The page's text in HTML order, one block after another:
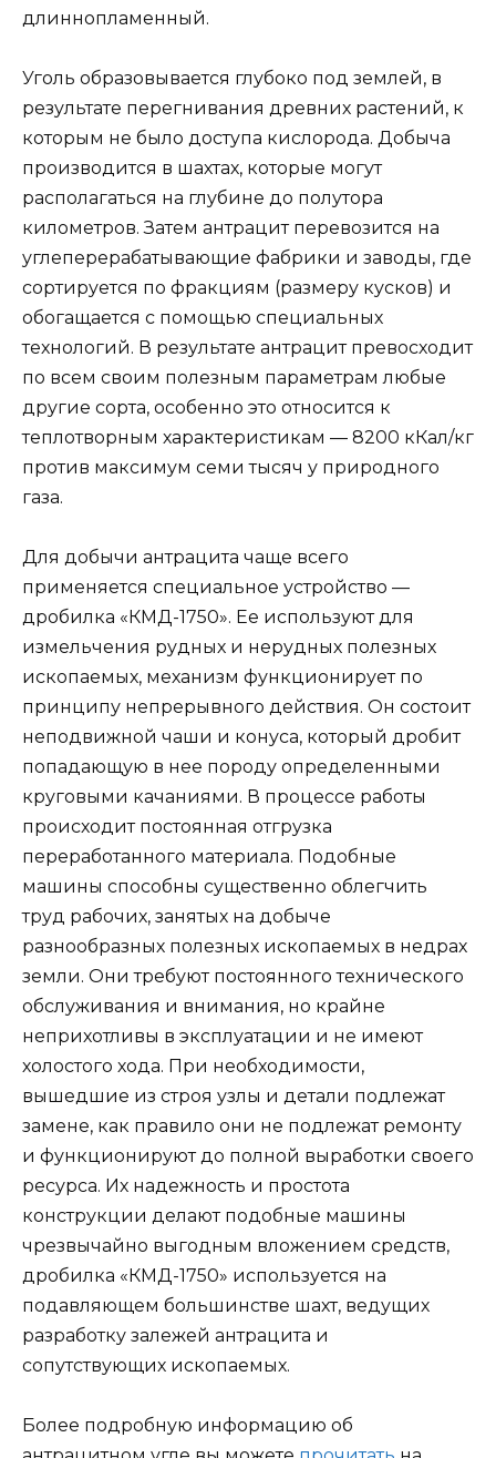
длиннопламенный.
Уголь образовывается глубоко под землей, в
результате перегнивания древних растений, к
которым не было доступа кислорода. Добыча
производится в шахтах, которые могут
располагаться на глубине до полутора
километров. Затем антрацит перевозится на
углеперерабатывающие фабрики и заводы, где
сортируется по фракциям (размеру кусков) и
обогащается с помощью специальных
технологий. В результате антрацит превосходит
по всем своим полезным параметрам любые
другие сорта, особенно это относится к
теплотворным характеристикам — 8200 кКал/кг
против максимум семи тысяч у природного
газа.
Для добычи антрацита чаще всего
применяется специальное устройство —
дробилка «КМД-1750». Ее используют для
измельчения рудных и нерудных полезных
ископаемых, механизм функционирует по
принципу непрерывного действия. Он состоит
неподвижной чаши и конуса, который дробит
попадающую в нее породу определенными
круговыми качаниями. В процессе работы
происходит постоянная отгрузка
переработанного материала. Подобные
машины способны существенно облегчить
труд рабочих, занятых на добыче
разнообразных полезных ископаемых в недрах
земли. Они требуют постоянного технического
обслуживания и внимания, но крайне
неприхотливы в эксплуатации и не имеют
холостого хода. При необходимости,
вышедшие из строя узлы и детали подлежат
замене, как правило они не подлежат ремонту
и функционируют до полной выработки своего
ресурса. Их надежность и простота
конструкции делают подобные машины
чрезвычайно выгодным вложением средств,
дробилка «КМД-1750» используется на
подавляющем большинстве шахт, ведущих
разработку залежей антрацита и
сопутствующих ископаемых.
Более подробную информацию об